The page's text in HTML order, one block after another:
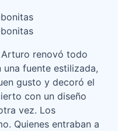
Arturo renovó todo
una fuente estilizada,
gusto y decoró el
con un diseño
vez. Los
Quienes entraban a